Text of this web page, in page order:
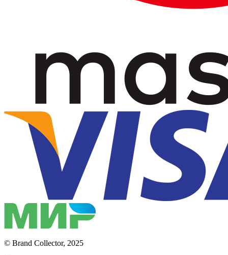
© Brand Collector, 2025